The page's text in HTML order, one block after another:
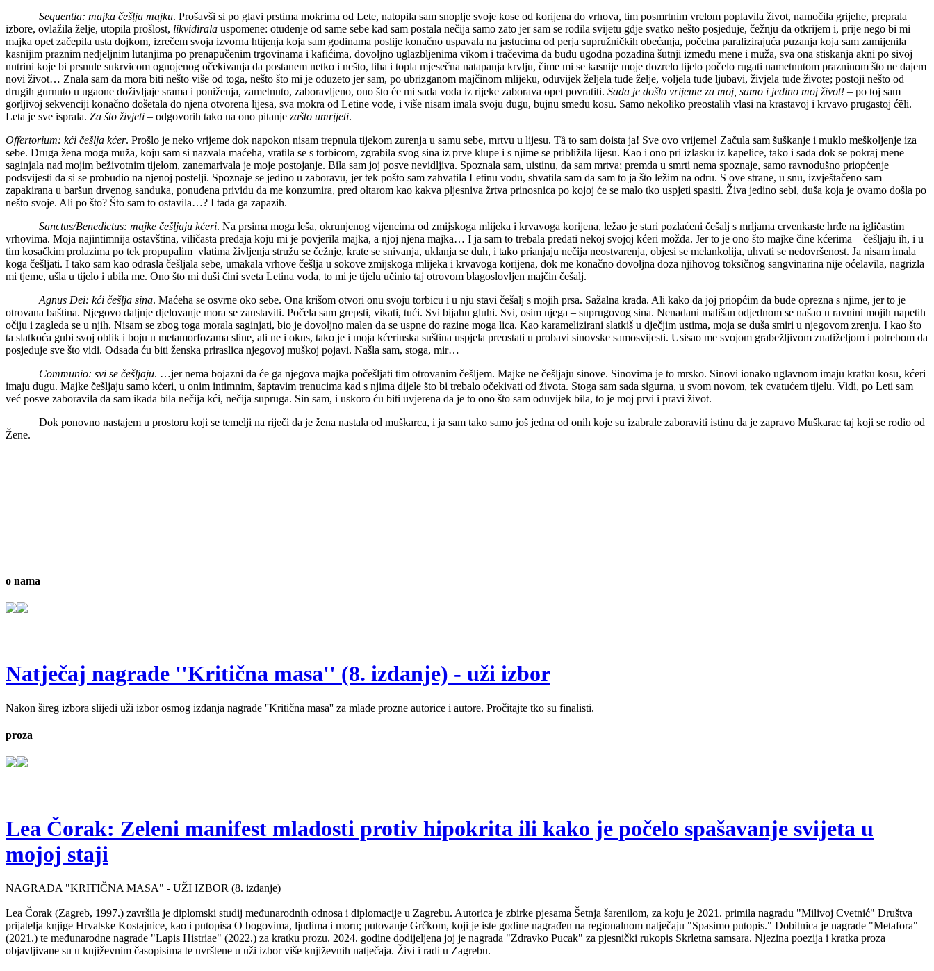
Sequentia: majka češlja majku. Prošavši si po glavi prstima mokrima od Lete, natopila sam snoplje svoje kose od korijena do vrhova, tim posmrtnim vrelom poplavila život, namočila grijehe, preprala
izbore, ovlažila želje, utopila prošlost, likvidirala uspomene: otuđenje od same sebe kad sam postala nečija samo zato jer sam se rodila svijetu gdje svatko nešto posjeduje, čežnju da otkrijem i, prije nego bi mi
majka opet začepila usta dojkom, izrečem svoja izvorna htijenja koja sam godinama poslije konačno uspavala na jastucima od perja supružničkih obećanja, početna paralizirajuća puzanja koja sam zamijenila
kasnijim praznim nedjeljnim lutanjima po prenapučenim trgovinama i kafićima, dovoljno uglazbljenima vikom i tračevima da budu ugodna pozadina šutnji između mene i muža, sva ona stiskanja akni po sivoj
nutrini koje bi prsnule sukrvicom ognojenog očekivanja da postanem netko i nešto, tiha i topla mjesečna natapanja krvlju, čime mi se kasnije moje dozrelo tijelo počelo rugati nametnutom prazninom što ne dajem
novi život… Znala sam da mora biti nešto više od toga, nešto što mi je oduzeto jer sam, po ubrizganom majčinom mlijeku, oduvijek željela tuđe želje, voljela tuđe ljubavi, živjela tuđe živote; postoji nešto od
drugih gurnuto u ugaone doživljaje srama i poniženja, zametnuto, zaboravljeno, ono što će mi sada voda iz rijeke zaborava opet povratiti. Sada je došlo vrijeme za moj, samo i jedino moj život! – po toj sam
gorljivoj sekvenciji konačno došetala do njena otvorena lijesa, sva mokra od Letine vode, i više nisam imala svoju dugu, bujnu smeđu kosu. Samo nekoliko preostalih vlasi na krastavoj i krvavo prugastoj ćȅli.
Leta je sve isprala. Za što živjeti – odgovorih tako na ono pitanje zašto umrijeti.
Offertorium: kći češlja kćer. Prošlo je neko vrijeme dok napokon nisam trepnula tijekom zurenja u samu sebe, mrtvu u lijesu. Tȁ to sam doista ja! Sve ovo vrijeme! Začula sam šuškanje i muklo meškoljenje iza
sebe. Druga žena moga muža, koju sam si nazvala maćeha, vratila se s torbicom, zgrabila svog sina iz prve klupe i s njime se približila lijesu. Kao i ono pri izlasku iz kapelice, tako i sada dok se pokraj mene
saginjala nad mojim beživotnim tijelom, zanemarivala je moje postojanje. Bila sam joj posve nevidljiva. Spoznala sam, uistinu, da sam mrtva; premda u smrti nema spoznaje, samo ravnodušno priopćenje
podsvijesti da si se probudio na njenoj postelji. Spoznaje se jedino u zaboravu, jer tek pošto sam zahvatila Letinu vodu, shvatila sam da sam to ja što ležim na odru. S ove strane, u snu, izvještačeno sam
zapakirana u baršun drvenog sanduka, ponuđena prividu da me konzumira, pred oltarom kao kakva pljesniva žrtva prinosnica po kojoj će se malo tko uspjeti spasiti. Živa jedino sebi, duša koja je ovamo došla po
nešto svoje. Ali po što? Što sam to ostavila…? I tada ga zapazih.
Sanctus/Benedictus: majke češljaju kćeri. Na prsima moga leša, okrunjenog vijencima od zmijskoga mlijeka i krvavoga korijena, ležao je stari pozlaćeni češalj s mrljama crvenkaste hrđe na igličastim
vrhovima. Moja najintimnija ostavština, viličasta predaja koju mi je povjerila majka, a njoj njena majka… I ja sam to trebala predati nekoj svojoj kćeri možda. Jer to je ono što majke čine kćerima – češljaju ih, i u
tim kosačkim prolazima po tek propupalim vlatima življenja stružu se čežnje, krate se snivanja, uklanja se duh, i tako prianjaju nečija neostvarenja, objesi se melankolija, uhvati se nedovršenost. Ja nisam imala
koga češljati. I tako sam kao odrasla češljala sebe, umakala vrhove češlja u sokove zmijskoga mlijeka i krvavoga korijena, dok me konačno dovoljna doza njihovog toksičnog sangvinarina nije oćelavila, nagrizla
mi tjeme, ušla u tijelo i ubila me. Ono što mi duši čini sveta Letina voda, to mi je tijelu učinio taj otrovom blagoslovljen majčin češalj.
Agnus Dei: kći češlja sina. Maćeha se osvrne oko sebe. Ona krišom otvori onu svoju torbicu i u nju stavi češalj s mojih prsa. Sažalna krađa. Ali kako da joj priopćim da bude oprezna s njime, jer to je
otrovana baština. Njegovo daljnje djelovanje mora se zaustaviti. Počela sam grepsti, vikati, tući. Svi bijahu gluhi. Svi, osim njega – suprugovog sina. Nenadani mališan odjednom se našao u ravnini mojih napetih
očiju i zagleda se u njih. Nisam se zbog toga morala saginjati, bio je dovoljno malen da se uspne do razine moga lica. Kao karamelizirani slatkiš u dječjim ustima, moja se duša smiri u njegovom zrenju. I kao što
ta slatkoća gubi svoj oblik i boju u metamorfozama sline, ali ne i okus, tako je i moja kćerinska suština uspjela preostati u probavi sinovske samosvijesti. Usisao me svojom grabežljivom znatiželjom i potrebom da
posjeduje sve što vidi. Odsada ću biti ženska priraslica njegovoj muškoj pojavi. Našla sam, stoga, mir…
Communio: svi se češljaju. …jer nema bojazni da će ga njegova majka počešljati tim otrovanim češljem. Majke ne češljaju sinove. Sinovima je to mrsko. Sinovi ionako uglavnom imaju kratku kosu, kćeri
imaju dugu. Majke češljaju samo kćeri, u onim intimnim, šaptavim trenucima kad s njima dijele što bi trebalo očekivati od života. Stoga sam sada sigurna, u svom novom, tek cvatućem tijelu. Vidi, po Leti sam
već posve zaboravila da sam ikada bila nečija kći, nečija supruga. Sin sam, i uskoro ću biti uvjerena da je to ono što sam oduvijek bila, to je moj prvi i pravi život.
Dok ponovno nastajem u prostoru koji se temelji na riječi da je žena nastala od muškarca, i ja sam tako samo još jedna od onih koje su izabrale zaboraviti istinu da je zapravo Muškarac taj koji se rodio od
Žene.
o nama
Natječaj nagrade ''Kritična masa'' (8. izdanje) - uži izbor
Nakon šireg izbora slijedi uži izbor osmog izdanja nagrade ''Kritična masa'' za mlade prozne autorice i autore. Pročitajte tko su finalisti.
proza
Lea Čorak: Zeleni manifest mladosti protiv hipokrita ili kako je počelo spašavanje svijeta u
mojoj staji
NAGRADA "KRITIČNA MASA" - UŽI IZBOR (8. izdanje)
Lea Čorak (Zagreb, 1997.) završila je diplomski studij međunarodnih odnosa i diplomacije u Zagrebu. Autorica je zbirke pjesama Šetnja šarenilom, za koju je 2021. primila nagradu "Milivoj Cvetnić" Društva
prijatelja knjige Hrvatske Kostajnice, kao i putopisa O bogovima, ljudima i moru; putovanje Grčkom, koji je iste godine nagrađen na regionalnom natječaju "Spasimo putopis." Dobitnica je nagrade "Metafora"
(2021.) te međunarodne nagrade "Lapis Histriae" (2022.) za kratku prozu. 2024. godine dodijeljena joj je nagrada "Zdravko Pucak" za pjesnički rukopis Skrletna samsara. Njezina poezija i kratka proza
objavljivane su u književnim časopisima te uvrštene u uži izbor više književnih natječaja. Živi i radi u Zagrebu.